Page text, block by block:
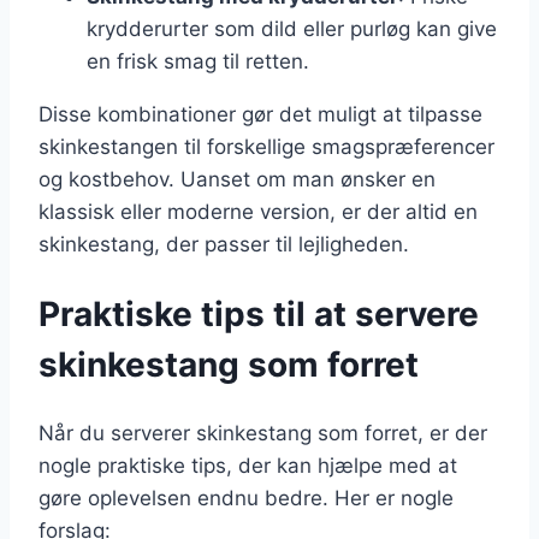
krydderurter som dild eller purløg kan give
en frisk smag til retten.
Disse kombinationer gør det muligt at tilpasse
skinkestangen til forskellige smagspræferencer
og kostbehov. Uanset om man ønsker en
klassisk eller moderne version, er der altid en
skinkestang, der passer til lejligheden.
Praktiske tips til at servere
skinkestang som forret
Når du serverer skinkestang som forret, er der
nogle praktiske tips, der kan hjælpe med at
gøre oplevelsen endnu bedre. Her er nogle
forslag: